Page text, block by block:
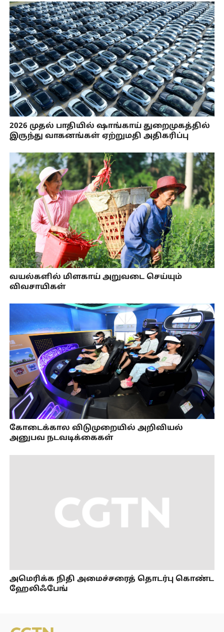
2026 முதல் பாதியில் ஷாங்காய் துறைமுகத்தில்
இருந்து வாகனங்கள் ஏற்றுமதி அதிகரிப்பு
வயல்களில் மிளகாய் அறுவடை செய்யும்
விவசாயிகள்
கோடைக்கால விடுமுறையில் அறிவியல்
அனுபவ நடவடிக்கைகள்
அமெரிக்க நிதி அமைச்சரைத் தொடர்பு கொண்ட
ஹேலிஃபேங்